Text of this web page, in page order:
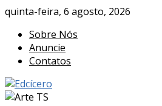
quinta-feira, 6 agosto, 2026
Sobre Nós
Anuncie
Contatos